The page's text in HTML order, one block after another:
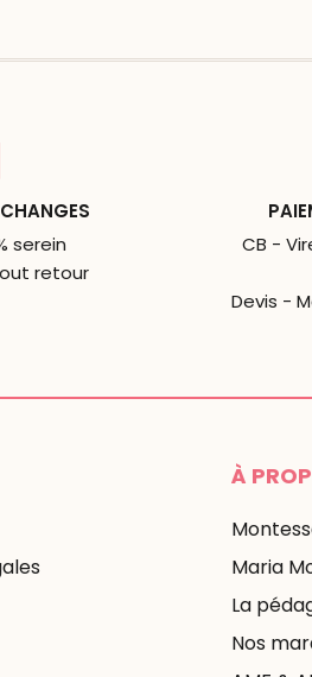
serein
retour
CB -
Devis -
À
Maria
La
Nos